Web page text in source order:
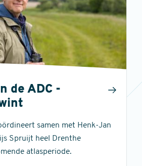
de ADC -
samen met Henk-Jan
Spruijt heel Drenthe
atlasperiode.